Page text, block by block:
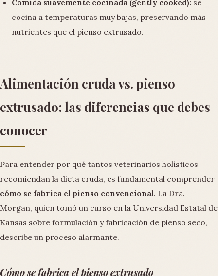
Comida suavemente cocinada (gently cooked): se
cocina a temperaturas muy bajas, preservando más
nutrientes que el pienso extrusado.
Alimentación cruda vs. pienso
extrusado: las diferencias que debes
conocer
Para entender por qué tantos veterinarios holísticos
recomiendan la dieta cruda, es fundamental comprender
cómo se fabrica el pienso convencional. La Dra.
Morgan, quien tomó un curso en la Universidad Estatal de
Kansas sobre formulación y fabricación de pienso seco,
describe un proceso alarmante.
Cómo se fabrica el pienso extrusado